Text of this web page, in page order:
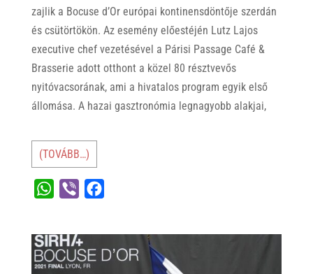
zajlik a Bocuse d’Or európai kontinensdöntője szerdán
és csütörtökön. Az esemény előestéjén Lutz Lajos
executive chef vezetésével a Párisi Passage Café &
Brasserie adott otthont a közel 80 résztvevős
nyitóvacsorának, ami a hivatalos program egyik első
állomása. A hazai gasztronómia legnagyobb alakjai,
(TOVÁBB…)
t
s
e
r
e